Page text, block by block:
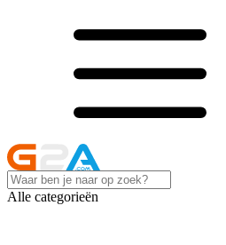
Alle categorieën